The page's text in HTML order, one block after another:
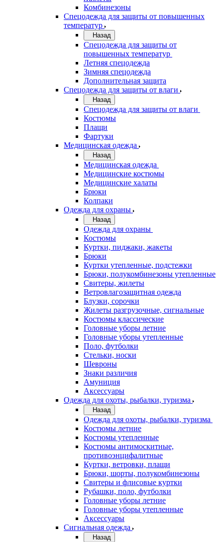
Комбинезоны
Спецодежда для защиты от повышенных
температур
Назад
Спецодежда для защиты от
повышенных температур
Летняя спецодежда
Зимняя спецодежда
Дополнительная защита
Спецодежда для защиты от влаги
Назад
Спецодежда для защиты от влаги
Костюмы
Плащи
Фартуки
Медицинская одежда
Назад
Медицинская одежда
Медицинские костюмы
Медицинские халаты
Брюки
Колпаки
Одежда для охраны
Назад
Одежда для охраны
Костюмы
Куртки, пиджаки, жакеты
Брюки
Куртки утепленные, подстежки
Брюки, полукомбинезоны утепленные
Свитеры, жилеты
Ветровлагозащитная одежда
Блузки, сорочки
Жилеты разгрузочные, сигнальные
Костюмы классические
Головные уборы летние
Головные уборы утепленные
Поло, футболки
Стельки, носки
Шевроны
Знаки различия
Амуниция
Аксессуары
Одежда для охоты, рыбалки, туризма
Назад
Одежда для охоты, рыбалки, туризма
Костюмы летние
Костюмы утепленные
Костюмы антимоскитные,
противоэнцифалитные
Куртки, ветровки, плащи
Брюки, шорты, полукомбинезоны
Свитеры и флисовые куртки
Рубашки, поло, футболки
Головные уборы летние
Головные уборы утепленные
Аксессуары
Сигнальная одежда
Назад